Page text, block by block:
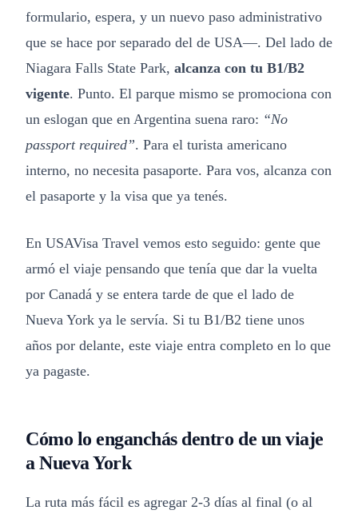
formulario, espera, y un nuevo paso administrativo
que se hace por separado del de USA—. Del lado de
Niagara Falls State Park, alcanza con tu B1/B2
vigente. Punto. El parque mismo se promociona con
un eslogan que en Argentina suena raro: “No
passport required”. Para el turista americano
interno, no necesita pasaporte. Para vos, alcanza con
el pasaporte y la visa que ya tenés.
En USAVisa Travel vemos esto seguido: gente que
armó el viaje pensando que tenía que dar la vuelta
por Canadá y se entera tarde de que el lado de
Nueva York ya le servía. Si tu B1/B2 tiene unos
años por delante, este viaje entra completo en lo que
ya pagaste.
Cómo lo enganchás dentro de un viaje
a Nueva York
La ruta más fácil es agregar 2-3 días al final (o al